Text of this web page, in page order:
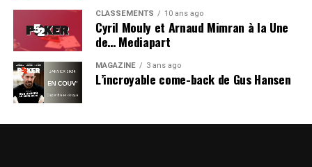
CLASSEMENTS 10 ans ago
Cyril Mouly et Arnaud Mimran à la Une
de… Mediapart
MAGAZINE 3 ans ago
L’incroyable come-back de Gus Hansen